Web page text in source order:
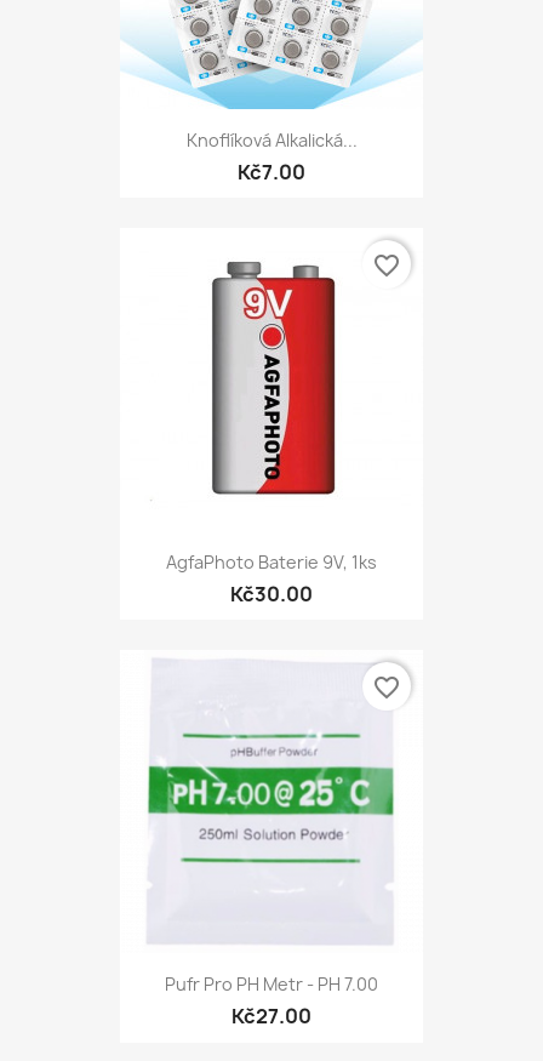
Knoflíková Alkalická...
Kč7.00
AgfaPhoto Baterie 9V, 1ks
Kč30.00
favorite_border
Pufr Pro PH Metr - PH 7.00
Kč27.00
favorite_border